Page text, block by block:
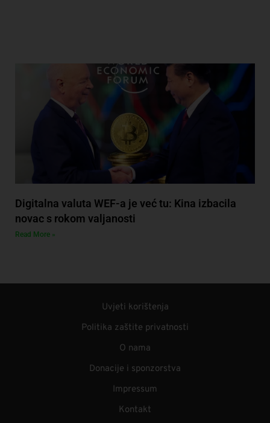
Digitalna valuta WEF-a je već tu: Kina izbacila
novac s rokom valjanosti
Read More »
Uvjeti korištenja
Politika zaštite privatnosti
O nama
Donacije i sponzorstva
Impressum
Kontakt